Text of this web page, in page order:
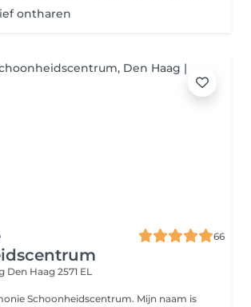
ontharen
66
Den Haag 2571 EL
Schoonheidscentrum. Mijn naam is